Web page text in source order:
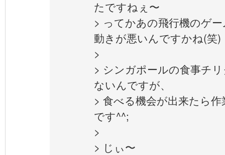
たですねぇ〜
> ってかあの飛行機のゲ
動きが悪いんですかね(笑)
>
> シンガポールの食事チ
ないんですが、
> 食べる機会が出来たら
です^^;
>
> じぃ〜